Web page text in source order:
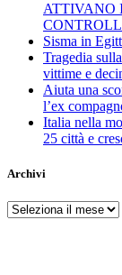
ATTIVANO
Sisma in
Tragedia
vittime e
Aiuta una
l’ex
Italia nella
25 città e
Archivi
Archivi